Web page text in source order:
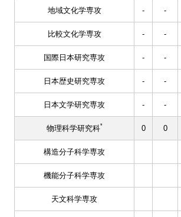
地域文化学専攻 - -
比較文化学専攻 - -
国際日本研究専攻 - -
日本歴史研究専攻 - -
日本文学研究専攻 - -
物理科学研究科* 0 0
構造分子科学専攻
機能分子科学専攻
天文科学専攻